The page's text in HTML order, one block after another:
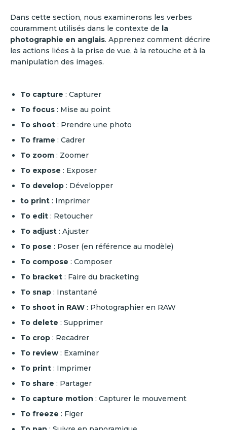
Dans cette section, nous examinerons les verbes
couramment utilisés dans le contexte de la
photographie en anglais. Apprenez comment décrire
les actions liées à la prise de vue, à la retouche et à la
manipulation des images.
To capture : Capturer
To focus : Mise au point
To shoot : Prendre une photo
To frame : Cadrer
To zoom : Zoomer
To expose : Exposer
To develop : Développer
to print : Imprimer
To edit : Retoucher
To adjust : Ajuster
To pose : Poser (en référence au modèle)
To compose : Composer
To bracket : Faire du bracketing
To snap : Instantané
To shoot in RAW : Photographier en RAW
To delete : Supprimer
To crop : Recadrer
To review : Examiner
To print : Imprimer
To share : Partager
To capture motion : Capturer le mouvement
To freeze : Figer